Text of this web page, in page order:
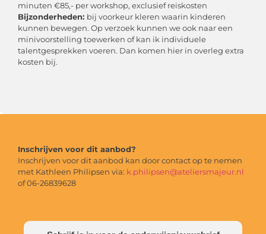
minuten €85,- per workshop, exclusief reiskosten
Bijzonderheden: bij voorkeur kleren waarin kinderen
kunnen bewegen. Op verzoek kunnen we ook naar een
minivoorstelling toewerken of kan ik individuele
talentgesprekken voeren. Dan komen hier in overleg extra
kosten bij.
Inschrijven voor dit aanbod?
Inschrijven voor dit aanbod kan door contact op te nemen
met Kathleen Philipsen via: k.philipsen@ateliersmajeur.nl
of 06-26839628